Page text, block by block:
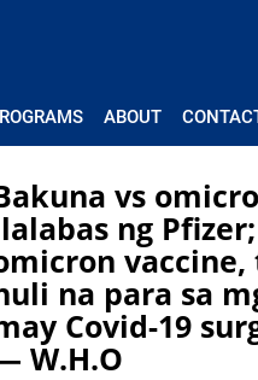
ABOUT
vs
ng Pfizer;
na para sa
Covid-19
W.H.O